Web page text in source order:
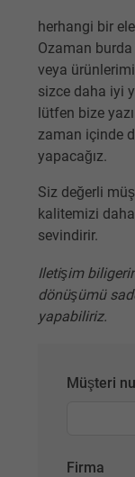
herhangi bir
Ozaman
veya
sizce daha iyi
lütfen bize
zaman içinde
yapacağız.
Siz değerli
kalitemizi
sevindirir.
Iletişim
dönüşümü
yapabiliriz.
Müşteri
Firma